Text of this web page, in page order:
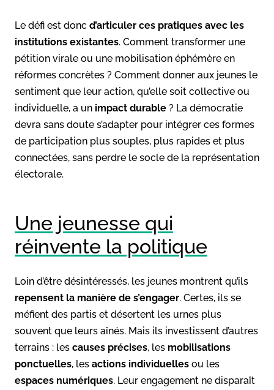
Le défi est donc d’articuler ces pratiques avec les
institutions existantes. Comment transformer une
pétition virale ou une mobilisation éphémère en
réformes concrètes ? Comment donner aux jeunes le
sentiment que leur action, qu’elle soit collective ou
individuelle, a un impact durable ? La démocratie
devra sans doute s’adapter pour intégrer ces formes
de participation plus souples, plus rapides et plus
connectées, sans perdre le socle de la représentation
électorale.
Une jeunesse qui
réinvente la politique
Loin d’être désintéressés, les jeunes montrent qu’ils
repensent la manière de s’engager. Certes, ils se
méfient des partis et désertent les urnes plus
souvent que leurs aînés. Mais ils investissent d’autres
terrains : les causes précises, les mobilisations
ponctuelles, les actions individuelles ou les
espaces numériques. Leur engagement ne disparaît